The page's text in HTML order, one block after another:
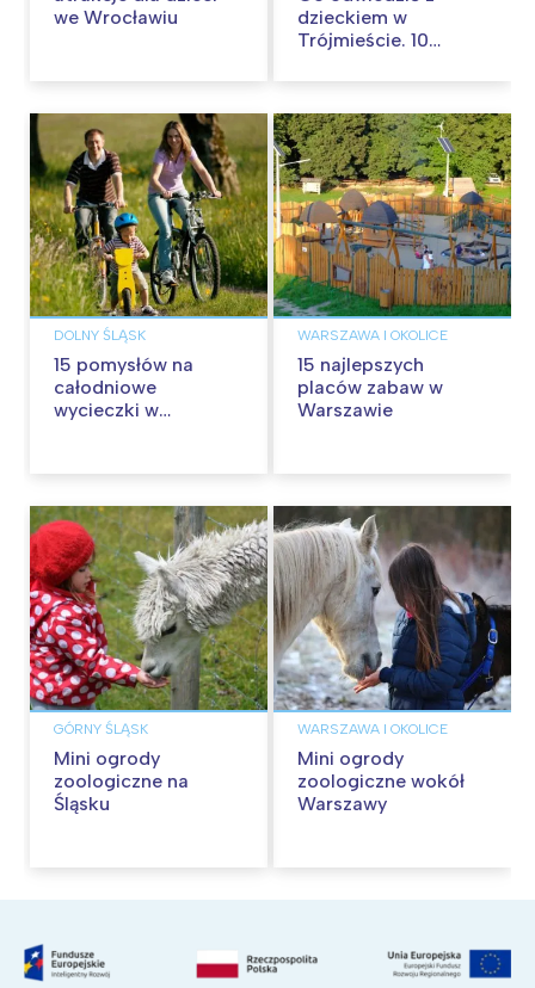
we Wrocławiu
dzieckiem w
Trójmieście. 10
DOLNY ŚLĄSK
15 pomysłów na
całodniowe
wycieczki w
WARSZAWA I OKOLICE
15 najlepszych
placów zabaw w
Warszawie
GÓRNY ŚLĄSK
Mini ogrody
zoologiczne na
Śląsku
WARSZAWA I OKOLICE
Mini ogrody
zoologiczne wokół
Warszawy